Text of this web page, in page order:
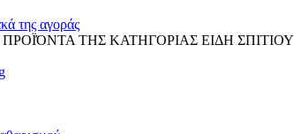
της αγοράς
ΤΗΣ ΚΑΤΗΓΟΡΙΑΣ ΕΙΔΗ ΣΠΙΤΙΟΥ